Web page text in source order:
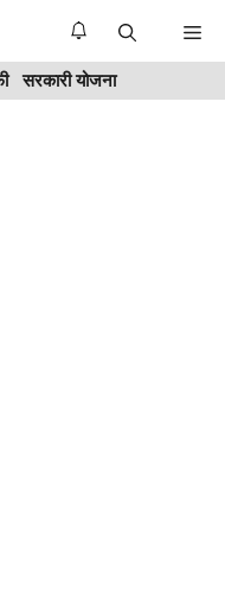
सरकारी योजना